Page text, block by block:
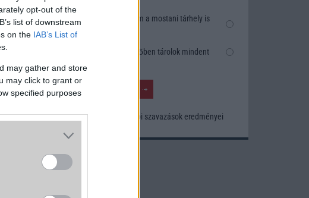
opt-out of the
list of downstream
on the IAB’s List of
may gather and store
may click to grant or
specified purposes
lehet, hogy a
200 MP-es
120 W-os
a Buds 4 Pro
Nem, nekem a mostani tárhely is
Inkább felhőben tárolok mindent
Korábbi szavazások eredményei